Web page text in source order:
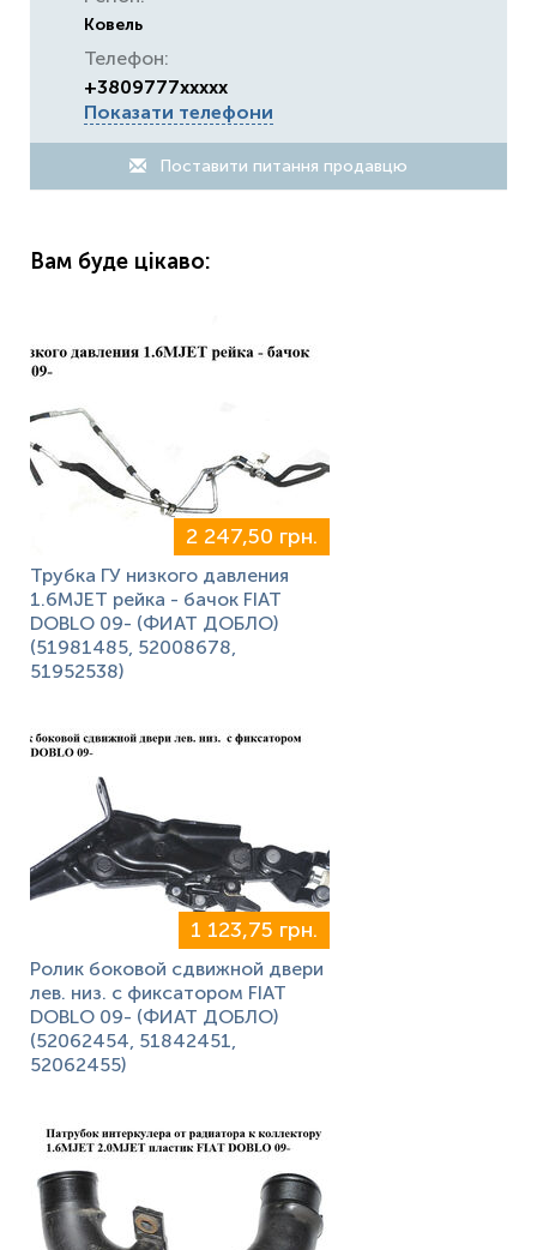
Ковель
Телефон:
+3809777xxxxx
Показати телефони
Поставити питання продавцю
Вам буде цікаво:
2 247,50 грн.
Трубка ГУ низкого давления
1.6MJET рейка - бачок FIAT
DOBLO 09- (ФИАТ ДОБЛО)
(51981485, 52008678,
51952538)
1 123,75 грн.
Ролик боковой сдвижной двери
лев. низ. с фиксатором FIAT
DOBLO 09- (ФИАТ ДОБЛО)
(52062454, 51842451,
52062455)